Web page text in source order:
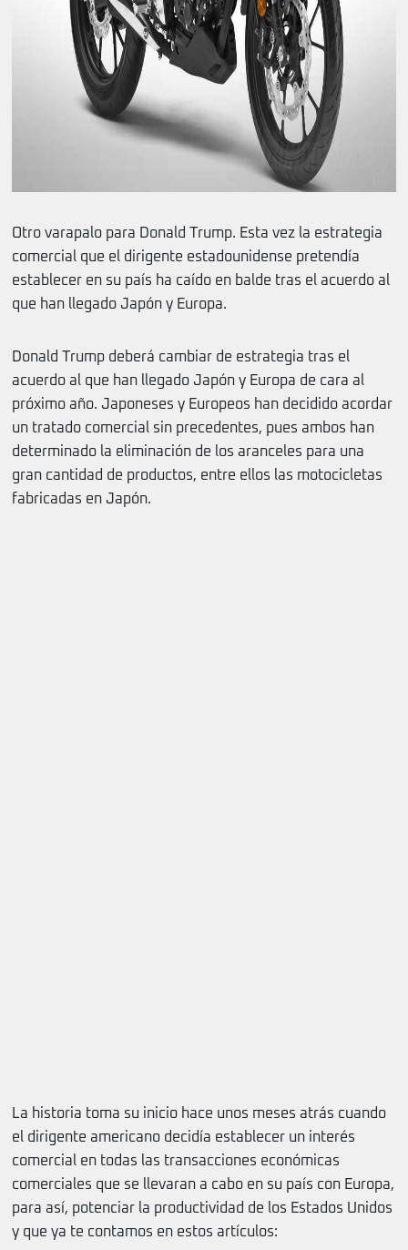
Otro varapalo para Donald Trump. Esta vez la estrategia
comercial que el dirigente estadounidense pretendía
establecer en su país ha caído en balde tras el acuerdo al
que han llegado Japón y Europa.
Donald Trump deberá cambiar de estrategia tras el
acuerdo al que han llegado Japón y Europa de cara al
próximo año. Japoneses y Europeos han decidido acordar
un tratado comercial sin precedentes, pues ambos han
determinado la eliminación de los aranceles para una
gran cantidad de productos, entre ellos las motocicletas
fabricadas en Japón.
La historia toma su inicio hace unos meses atrás cuando
el dirigente americano decidía establecer un interés
comercial en todas las transacciones económicas
comerciales que se llevaran a cabo en su país con Europa,
para así, potenciar la productividad de los Estados Unidos
y que ya te contamos en estos artículos: